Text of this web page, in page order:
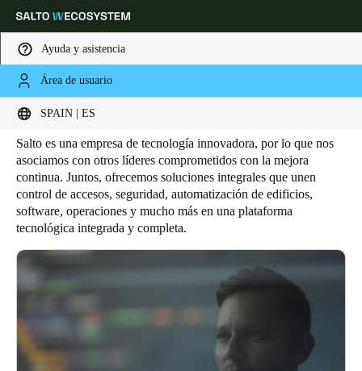
Ayuda y asistencia
Área de usuario
SPAIN | ES
Elija su ubicación y configuración de idioma
Global Europe North America Caribbean -
Spain
Germany
Deutsch
Switzerland
DeutschFrançaisItaliano
HOME PARTNERS TECNOLÓGICOS
Partners tecnológicos
Salto es una empresa de tecnología innovadora, por lo que nos
asociamos con otros líderes comprometidos con la mejora
continua. Juntos, ofrecemos soluciones integrales que unen
control de accesos, seguridad, automatización de edificios,
software, operaciones y mucho más en una plataforma
tecnológica integrada y completa.